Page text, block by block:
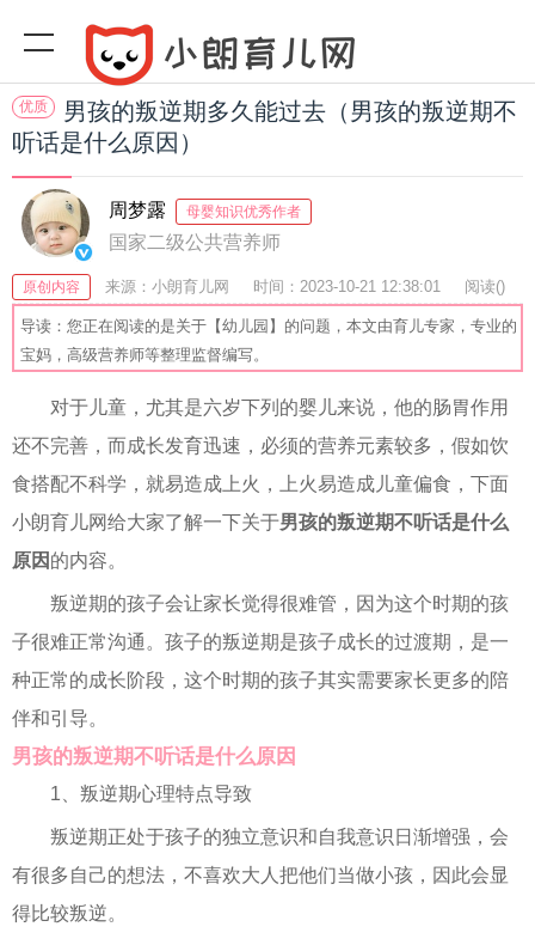
优质
男孩的叛逆期多久能过去（男孩的叛逆期不
听话是什么原因）
周梦露 母婴知识优秀作者
国家二级公共营养师
原创内容 来源：小朗育儿网 时间：2023-10-21 12:38:01 阅读()
收藏：57 分享：63 爆
导读：您正在阅读的是关于【幼儿园】的问题，本文由育儿专家，专业的
宝妈，高级营养师等整理监督编写。
对于儿童，尤其是六岁下列的婴儿来说，他的肠胃作用
还不完善，而成长发育迅速，必须的营养元素较多，假如饮
食搭配不科学，就易造成上火，上火易造成儿童偏食，下面
小朗育儿网给大家了解一下关于男孩的叛逆期不听话是什么
原因 的内容。
叛逆期的孩子会让家长觉得很难管，因为这个时期的孩
子很难正常沟通。孩子的叛逆期是孩子成长的过渡期，是一
种正常的成长阶段，这个时期的孩子其实需要家长更多的陪
伴和引导。
男孩的叛逆期不听话是什么原因
1、叛逆期心理特点导致
叛逆期正处于孩子的独立意识和自我意识日渐增强，会
有很多自己的想法，不喜欢大人把他们当做小孩，因此会显
得比较叛逆。